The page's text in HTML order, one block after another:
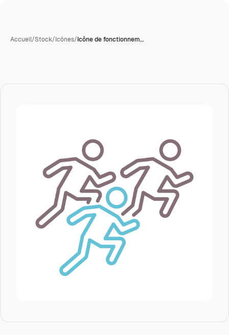
Accueil/Stock/Icônes/Icône de fonctionnem…